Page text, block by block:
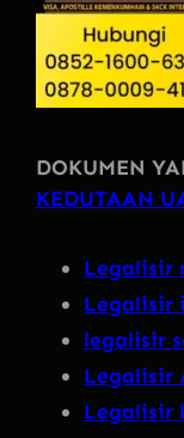
DOKUMEN
KEDUTAAN
Legalisir
Legalisir
legalisir
Legalisir
Legalisir